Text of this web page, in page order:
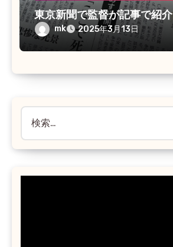
東京新聞で監督が記事で紹介
mk 2025年3月13日